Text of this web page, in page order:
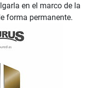
en el marco de la
forma permanente.